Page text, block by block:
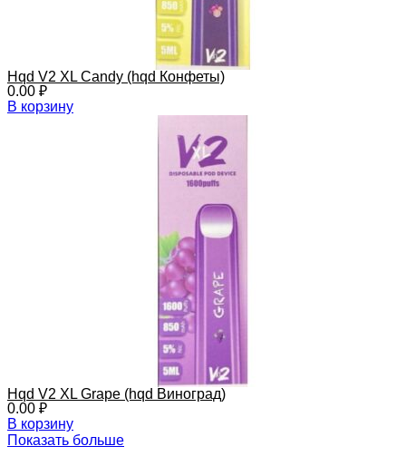
Hqd V2 XL Candy (hqd Конфеты)
0.00 ₽
В корзину
Hqd V2 XL Grape (hqd Виноград)
0.00 ₽
В корзину
Показать больше